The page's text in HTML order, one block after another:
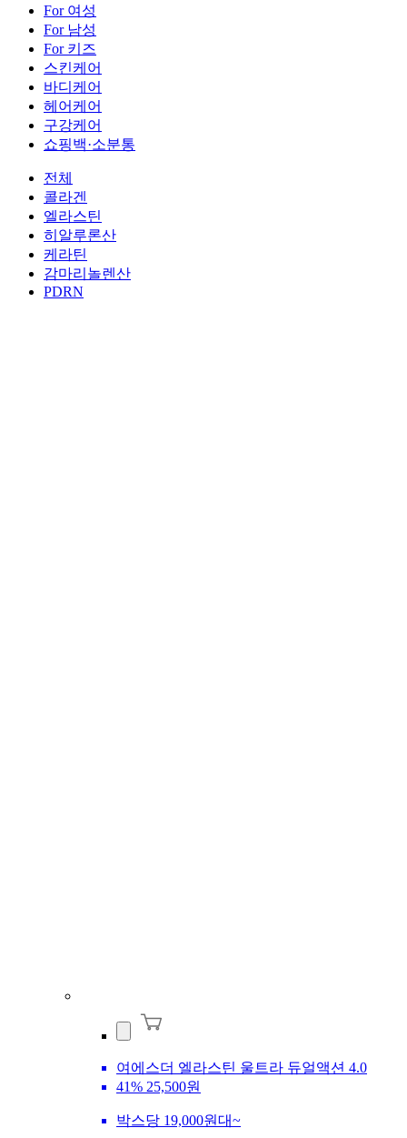
For 여성
For 남성
For 키즈
스킨케어
바디케어
헤어케어
구강케어
쇼핑백·소분통
전체
콜라겐
엘라스틴
히알루론산
케라틴
감마리놀렌산
PDRN
여에스더 엘라스틴 울트라 듀얼액션 4.0
41% 25,500원
박스당 19,000원대~